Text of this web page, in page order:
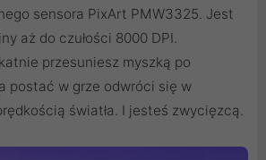
sensora PixArt PMW3325. Jest
aż do czułości 8000 DPI.
przesuniesz myszką po
postać w grze odwróci się w
światła. I jesteś zwycięzcą.